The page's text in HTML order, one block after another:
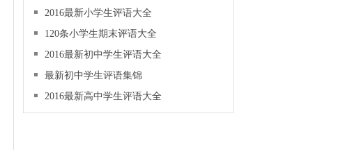
2016最新小学生评语大全
120条小学生期末评语大全
2016最新初中学生评语大全
最新初中学生评语集锦
2016最新高中学生评语大全